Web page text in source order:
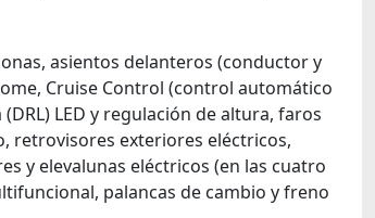
asientos delanteros (conductor y
Cruise Control (control automático
LED y regulación de altura, faros
retrovisores exteriores eléctricos,
y elevalunas eléctricos (en las cuatro
palancas de cambio y freno